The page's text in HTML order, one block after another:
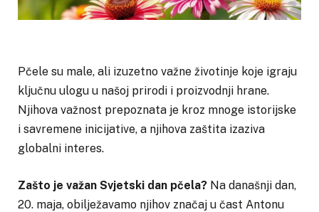
Pčele su male, ali izuzetno važne životinje koje igraju
ključnu ulogu u našoj prirodi i proizvodnji hrane.
Njihova važnost prepoznata je kroz mnoge istorijske
i savremene inicijative, a njihova zaštita izaziva
globalni interes.
Zašto je važan Svjetski dan pčela? Na današnji dan,
20. maja, obilježavamo njihov značaj u čast Antonu